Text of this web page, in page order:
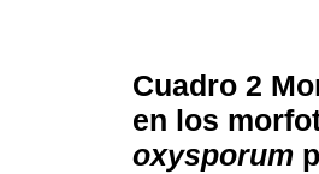
Cuadro 2
en los
oxysporum